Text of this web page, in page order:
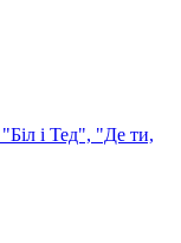
і Тед", "Де ти,